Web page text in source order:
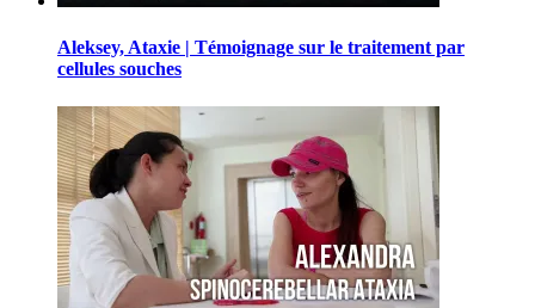
Aleksey, Ataxie | Témoignage sur le traitement par
cellules souches